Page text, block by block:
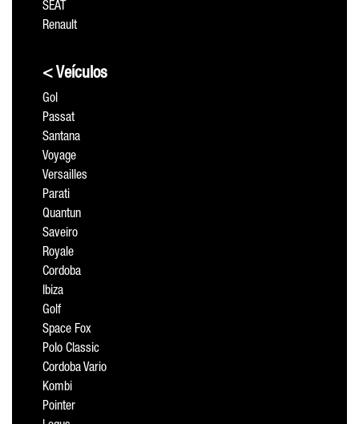
SEAT
Renault
< Veículos
Gol
Passat
Santana
Voyage
Versailles
Parati
Quantun
Saveiro
Royale
Cordoba
Ibiza
Golf
Space Fox
Polo Classic
Cordoba Vario
Kombi
Pointer